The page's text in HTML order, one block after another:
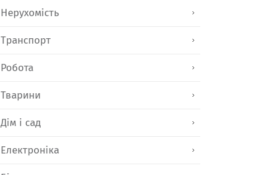
Нерухомість
Транспорт
Робота
Тварини
Дім і сад
Електроніка